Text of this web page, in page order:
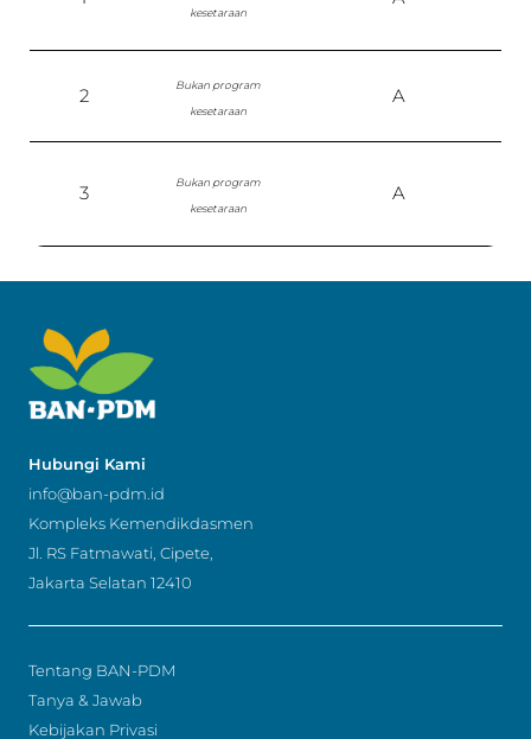
kesetaraan
2
Bukan program
kesetaraan
A
3
Bukan program
kesetaraan
A
Hubungi Kami
info@ban-pdm.id
Kompleks Kemendikdasmen
Jl. RS Fatmawati, Cipete,
Jakarta Selatan 12410
Tentang BAN-PDM
Tanya & Jawab
Kebijakan Privasi